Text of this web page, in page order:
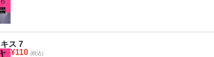
きだけど」トラウマを抱えたイケメン女×自称一途の意地悪男の
社内溺愛ラブストーリー。
ス 7
¥110 (税込)